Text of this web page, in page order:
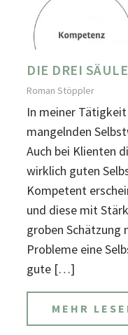
DIE DREI
Roman Stöppler
In meiner
mangelnden
Auch bei Klienten
wirklich guten
Kompetent
und diese mit
groben Schätzung
Probleme eine
gute […]
MEHR